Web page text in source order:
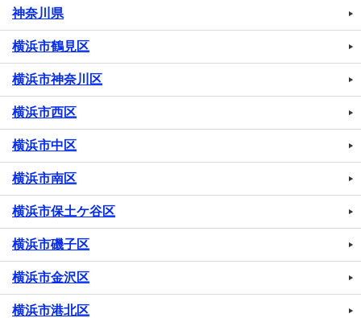
神奈川県
横浜市鶴見区
横浜市神奈川区
横浜市西区
横浜市中区
横浜市南区
横浜市保土ケ谷区
横浜市磯子区
横浜市金沢区
横浜市港北区